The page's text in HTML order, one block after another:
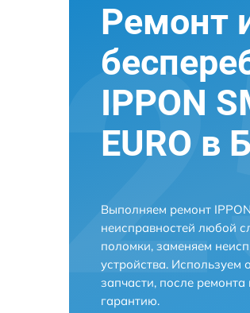
Ремонт
IPPON
EURO в
Выполняем ремонт
неисправностей любой
поломки, заменяем
устройства.
запчасти, после
гарантию.